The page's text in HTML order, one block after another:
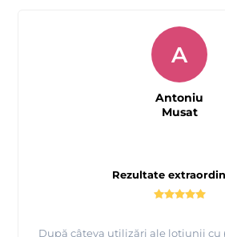
Rezultate
După câteva utilizări ale loțiunii cu
A
Antoniu
Musat